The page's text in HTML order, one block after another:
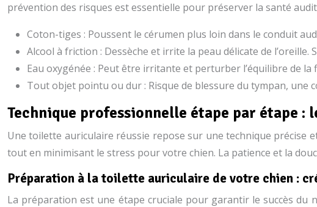
prévention des risques est essentielle pour préserver la santé
Coton-tiges : Poussent le cérumen plus loin dans le conduit
Alcool à friction : Dessèche et irrite la peau délicate de
Eau oxygénée : Peut être irritante et perturber l’équilibre de
Tout objet pointu ou dur : Risque de blessure du tympan, une
Technique professionnelle étape par étape
Une toilette auriculaire réussie repose sur une technique précise
tout en minimisant le stress pour votre chien. La patience et la
Préparation à la toilette auriculaire de votre chien :
La préparation est une étape cruciale pour garantir le succès